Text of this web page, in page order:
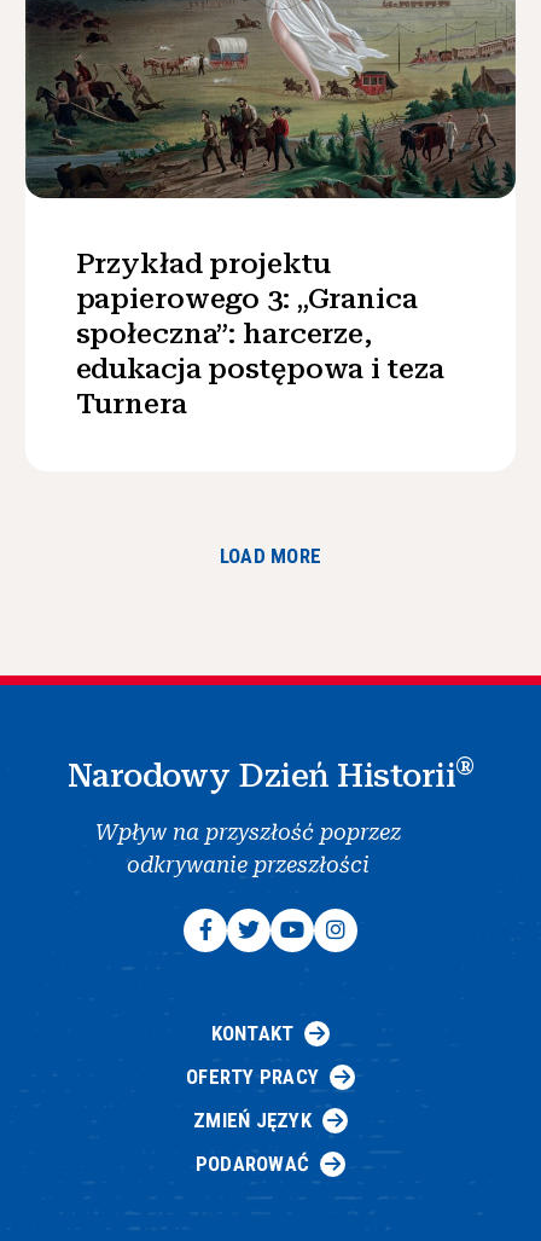
Przykład projektu
papierowego 3: „Granica
społeczna”: harcerze,
edukacja postępowa i teza
Turnera
LOAD MORE
Narodowy Dzień Historii®
Wpływ na przyszłość poprzez
odkrywanie przeszłości
KONTAKT
OFERTY PRACY
ZMIEŃ JĘZYK
PODAROWAĆ